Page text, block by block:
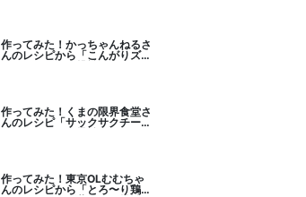
作ってみた！かっちゃんねるさ
んのレシピから「こんがりズッ
作ってみた！くまの限界食堂さ
んのレシピ「サックサクチーズ
作ってみた！東京OLむむちゃ
んのレシピから「とろ〜り鶏む